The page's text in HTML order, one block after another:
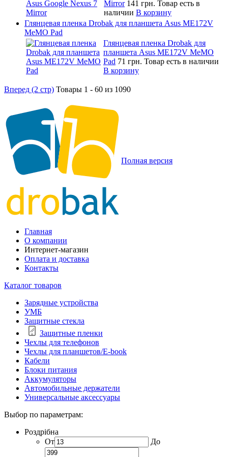
Mirror 141 грн. Товар есть в
наличии В корзину
Глянцевая пленка Drobak для планшета Asus ME172V
MeMO Pad
Глянцевая пленка Drobak для
планшета Asus ME172V MeMO
Pad 71 грн. Товар есть в наличии
В корзину
Вперед (2 стр) Товары 1 - 60 из 1090
Полная версия
Главная
О компании
Интернет-магазин
Оплата и доставка
Контакты
Каталог товаров
Зарядные устройства
УМБ
Защитные стекла
Защитные пленки
Чехлы для телефонов
Чехлы для планшетов/E-book
Кабели
Блоки питания
Аккумуляторы
Автомобильные держатели
Универсальные аксессуары
Выбор по параметрам:
Роздрібна
От
До